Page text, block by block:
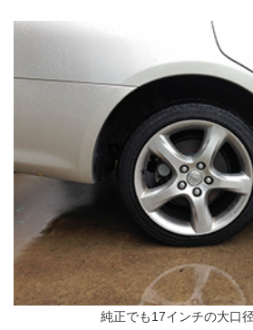
純正でも17インチの大口